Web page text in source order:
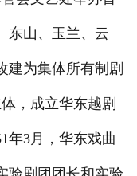
东山、玉兰、云
建为集体所有制剧
，成立华东越剧
年3月，华东戏曲